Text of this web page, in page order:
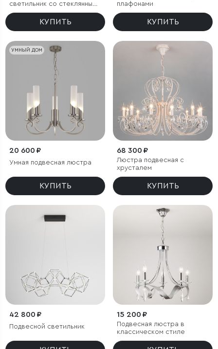
светильник со стеклянными
плафонами
КУПИТЬ
плафонами
КУПИТЬ
УМНЫЙ ДОМ
20 600 ₽
Умная подвесная люстра
КУПИТЬ
68 300 ₽
Люстра подвесная с
хрусталем
КУПИТЬ
42 800 ₽
Подвесной светильник
15 200 ₽
Подвесная люстра в
классическом стиле